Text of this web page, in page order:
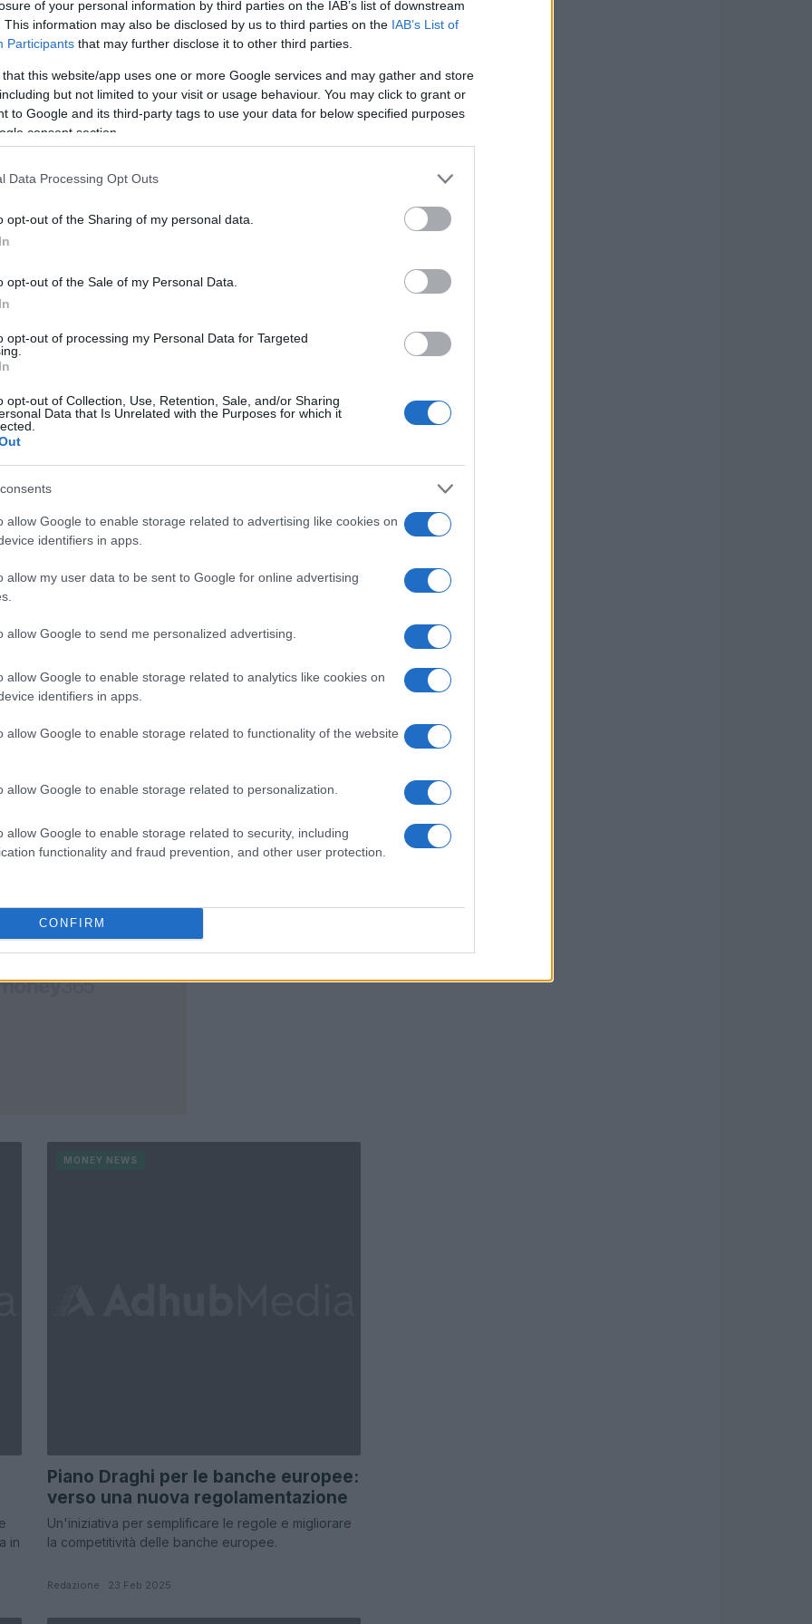
of your personal information by third parties on the IAB’s list of downstream
This information may also be disclosed by us to third parties on the IAB’s List of
Participants that may further disclose it to other third parties.
that this website/app uses one or more Google services and may gather and store
but not limited to your visit or usage behaviour. You may click to grant or
to Google and its third-party tags to use your data for below specified purposes
consent section.
Data Processing Opt Outs
opt-out of the Sharing of my personal data.
opt-out of the Sale of my Personal Data.
opt-out of processing my Personal Data for Targeted
opt-out of Collection, Use, Retention, Sale, and/or Sharing
Data that Is Unrelated with the Purposes for which it
allow Google to enable storage related to advertising like cookies on
identifiers in apps.
allow my user data to be sent to Google for online advertising
allow Google to send me personalized advertising.
allow Google to enable storage related to analytics like cookies on
identifiers in apps.
allow Google to enable storage related to functionality of the website
allow Google to enable storage related to personalization.
allow Google to enable storage related to security, including
functionality and fraud prevention, and other user protection.
CONFIRM
Inflazione e tassi di interesse:
per i tassi di interesse
MONEY NEWS
Le sfide economiche globali e le
Esplorazione delle megatrend globali e il loro
Redazione · 24 Feb 2025
in
MONEY NEWS
Piano Draghi per le banche europee:
verso una nuova regolamentazione
Un'iniziativa per semplificare le regole e migliorare
la competitività delle banche europee.
Redazione · 23 Feb 2025